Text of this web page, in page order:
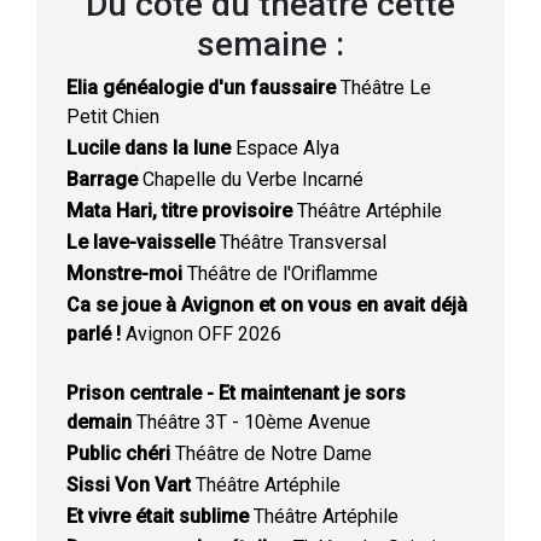
semaine :
Elia généalogie d'un faussaireThéâtre Le
Petit Chien
Lucile dans la luneEspace Alya
BarrageChapelle du Verbe Incarné
Mata Hari, titre provisoireThéâtre Artéphile
Le lave-vaisselleThéâtre Transversal
Monstre-moi Théâtre de l'Oriflamme
Ca se joue à Avignon et on vous en avait déjà
parlé ! Avignon OFF 2026
Prison centrale - Et maintenant je sors
demain Théâtre 3T - 10ème Avenue
Public chéri Théâtre de Notre Dame
Sissi Von VartThéâtre Artéphile
Et vivre était sublimeThéâtre Artéphile